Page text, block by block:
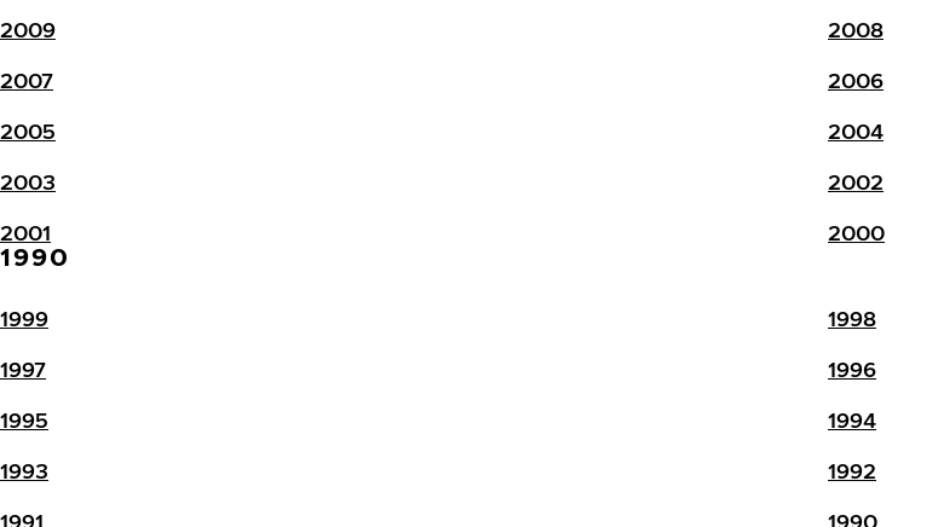
2009
2008
2007
2006
2005
2004
2003
2002
2001
2000
1990
1999
1998
1997
1996
1995
1994
1993
1992
1991
1990